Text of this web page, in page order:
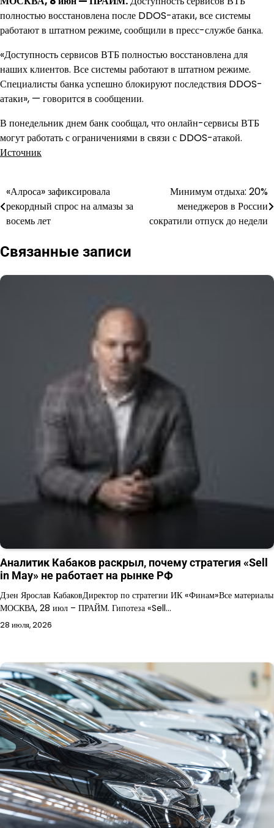
полностью восстановлена после DDOS-атаки, все системы
работают в штатном режиме, сообщили в пресс-службе банка.
«Доступность сервисов ВТБ полностью восстановлена для
наших клиентов. Все системы работают в штатном режиме.
Специалисты банка успешно блокируют последствия DDOS-
атаки», — говорится в сообщении.
В понедельник днем банк сообщал, что онлайн-сервисы ВТБ
могут работать с ограничениями в связи с DDOS-атакой.
Источник
Навигация
по
«Алроса» зафиксировала
рекордный спрос на алмазы за
восемь лет
Минимум отдыха: 20%
менеджеров в России
сократили отпуск до недели
Связанные записи
Аналитик Кабаков раскрыл, почему стратегия «Sell
in May» не работает на рынке РФ
Дзен Ярослав КабаковДиректор по стратегии ИК «Финам»Все материалы
МОСКВА, 28 июл – ПРАЙМ. Гипотеза «Sell…
28 июля, 2026